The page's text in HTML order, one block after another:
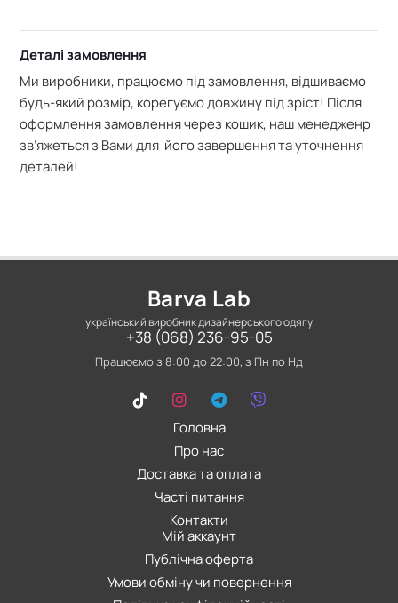
Деталі замовлення
Ми виробники, працюємо під замовлення, відшиваємо
будь-який розмір, корегуємо довжину під зріст! Після
оформлення замовлення через кошик, наш менедженр
зв’яжеться з Вами для його завершення та уточнення
деталей!
Barva Lab
український виробник дизайнерського одягу
Головна
Про нас
Доставка та оплата
Часті питання
Контакти
Мій аккаунт
Публічна оферта
Умови обміну чи повернення
+38 (068) 236-95-05
Працюємо з 8:00 до 22:00, з Пн по Нд